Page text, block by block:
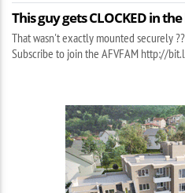
This guy gets CLOCKED in
That wasn't exactly mounted securely
Subscribe to join the AFVFAM http://